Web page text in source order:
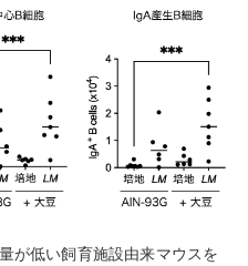
が低い飼育施設由来マウスを